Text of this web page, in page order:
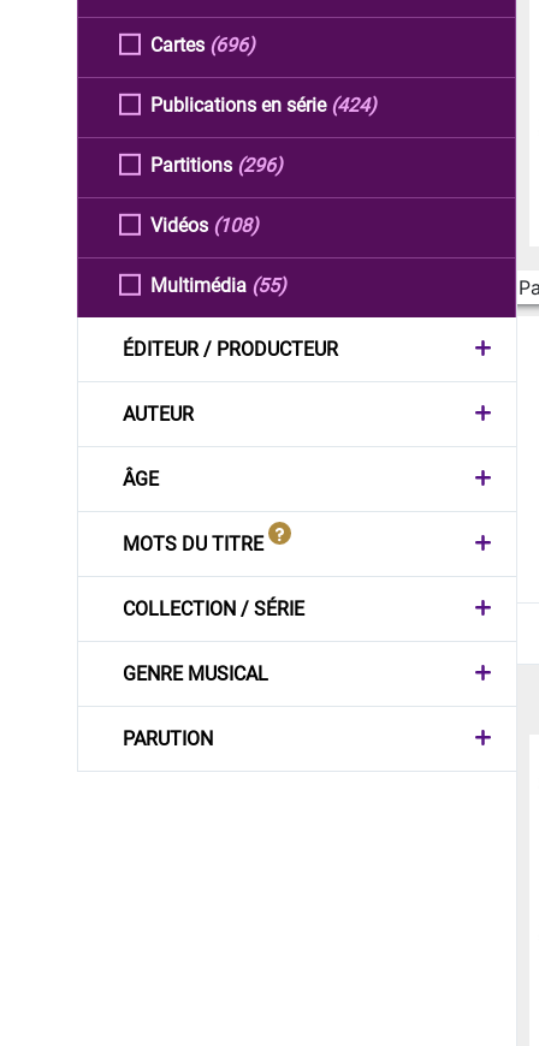
Cartes (696)
Publications en série (424)
Partitions (296)
Vidéos (108)
Multimédia (55)
ÉDITEUR / PRODUCTEUR
AUTEUR
ÂGE
MOTS DU TITRE
COLLECTION / SÉRIE
GENRE MUSICAL
PARUTION